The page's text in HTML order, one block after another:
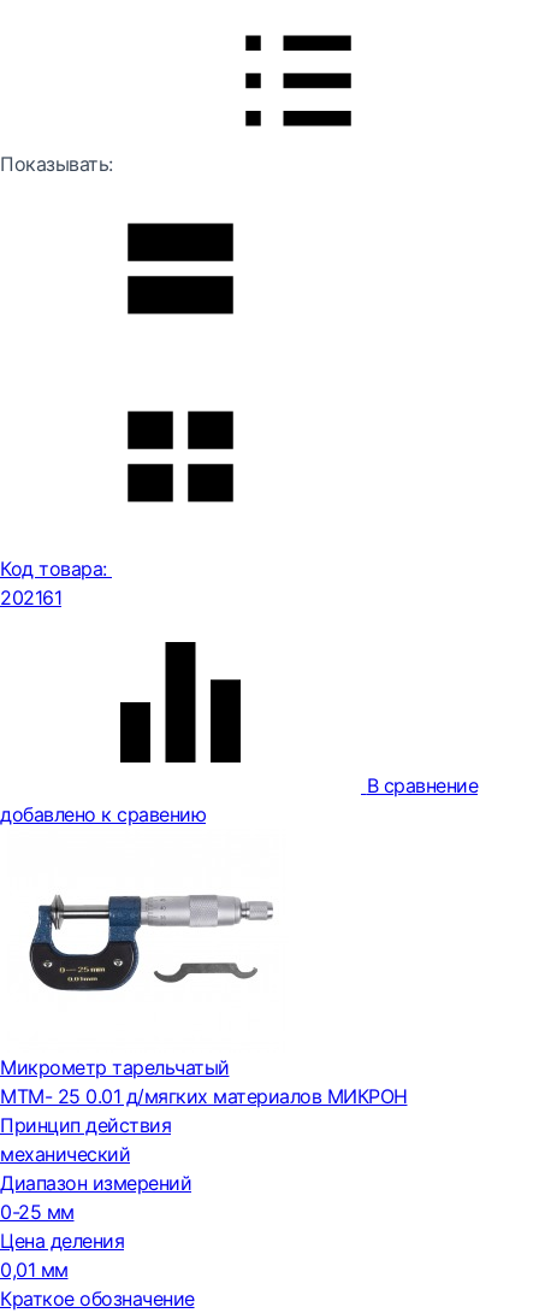
Показывать:
Код товара:
202161
В сравнение
добавлено к сравению
Микрометр тарельчатый
МТМ- 25 0.01 д/мягких материалов МИКРОН
Принцип действия
механический
Диапазон измерений
0-25 мм
Цена деления
0,01 мм
Краткое обозначение